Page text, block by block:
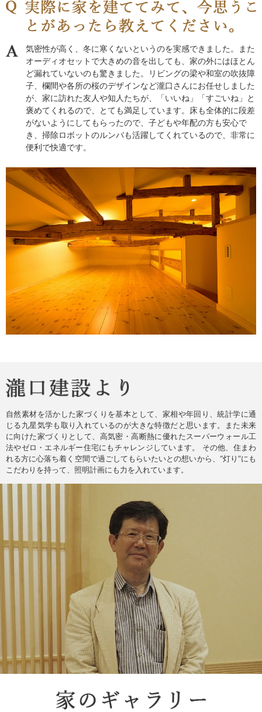
気密性が高く、冬に寒くないというのを実感できました。また
オーディオセットで大きめの音を出しても、家の外にはほとん
ど漏れていないのも驚きました。リビングの梁や和室の吹抜障
子、欄間や各所の桜のデザインなど瀧口さんにお任せしました
が、家に訪れた友人や知人たちが、「いいね」「すごいね」と
褒めてくれるので、とても満足しています。床も全体的に段差
がないようにしてもらったので、子どもや年配の方も安心で
き、掃除ロボットのルンバも活躍してくれているので、非常に
便利で快適です。
自然素材を活かした家づくりを基本として、家相や年回り、統計学に通
じる九星気学も取り入れているのが大きな特徴だと思います。また未来
に向けた家づくりとして、高気密・高断熱に優れたスーパーウォール工
法やゼロ・エネルギー住宅にもチャレンジしています。 その他、住まわ
れる方に心落ち着く空間で過ごしてもらいたいとの想いから、“灯り”にも
こだわりを持って、照明計画にも力を入れています。